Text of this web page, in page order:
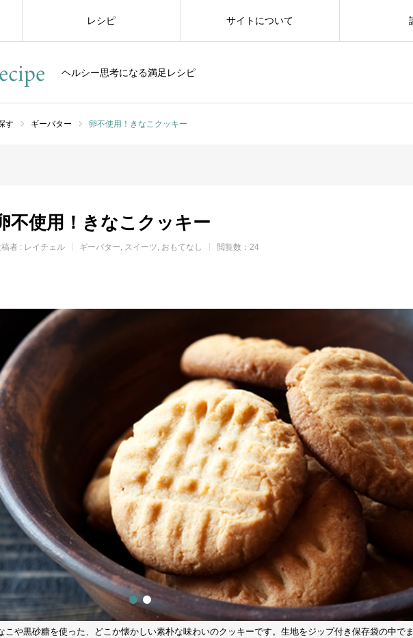
ヘルシー思考になる満足レシピ
レシピ サイトについて
す ギーバター 卵不使用！きなこクッキー
不使用！きなこクッキー
者 : レイチェル ギーバター スイーツ おもてなし 閲覧数：24
こや黒砂糖を使った、どこか懐かしい素朴な味わいのクッキーです。生地をジップ付き保存袋の中で